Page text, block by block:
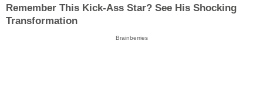
Remember This Kick-Ass Star? See His Shocking
Transformation
Brainberries